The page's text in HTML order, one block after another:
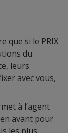
que si le PRIX
du
leurs
avec vous,
à l’agent
avant pour